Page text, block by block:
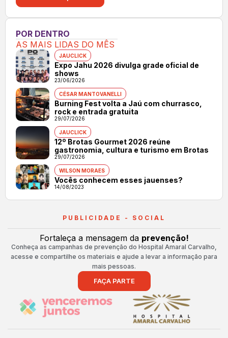
POR DENTRO
AS MAIS LIDAS DO MÊS
JAUCLICK
Expo Jahu 2026 divulga grade oficial de
shows
23/06/2026
CÉSAR MANTOVANELLI
Burning Fest volta a Jaú com churrasco,
rock e entrada gratuita
29/07/2026
JAUCLICK
12º Brotas Gourmet 2026 reúne
gastronomia, cultura e turismo em Brotas
29/07/2026
WILSON MORAES
Vocês conhecem esses jauenses?
14/08/2023
PUBLICIDADE - SOCIAL
Fortaleça a mensagem da prevenção!
Conheça as campanhas de prevenção do Hospital Amaral Carvalho,
acesse e compartilhe os materiais e ajude a levar a informação para
mais pessoas.
FAÇA PARTE